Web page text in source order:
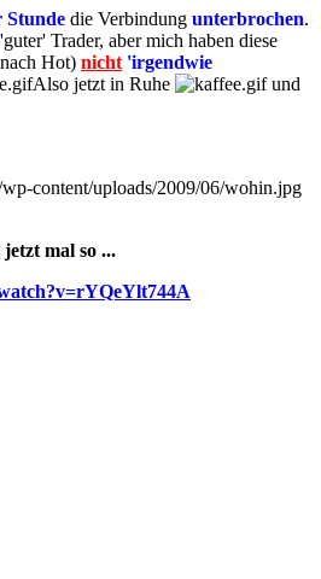
Stunde die Verbindung unterbrochen.
Trader, aber mich haben diese
Hot) nicht 'irgendwie
Also jetzt in Ruhe
und
content/uploads/2009/06/wohin.jpg
mal so ...